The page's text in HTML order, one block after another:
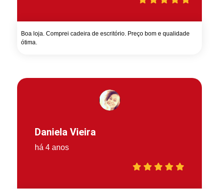
Boa loja. Comprei cadeira de escritório. Preço bom e qualidade
ótima.
Daniela Vieira
há 4 anos